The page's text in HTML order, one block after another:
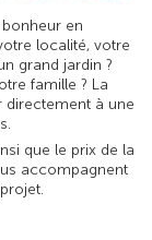
en
localité, votre
grand jardin ?
famille ? La
directement à une
que le prix de la
accompagnent